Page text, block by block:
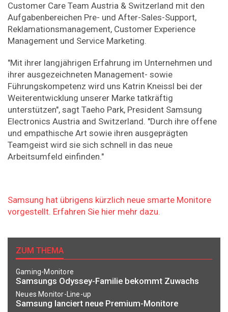
Customer Care Team Austria & Switzerland mit den
Aufgabenbereichen Pre- und After-Sales-Support,
Reklamationsmanagement, Customer Experience
Management und Service Marketing.
"Mit ihrer langjährigen Erfahrung im Unternehmen und
ihrer ausgezeichneten Management- sowie
Führungskompetenz wird uns Katrin Kneissl bei der
Weiterentwicklung unserer Marke tatkräftig
unterstützen", sagt Taeho Park, President Samsung
Electronics Austria and Switzerland. "Durch ihre offene
und empathische Art sowie ihren ausgeprägten
Teamgeist wird sie sich schnell in das neue
Arbeitsumfeld einfinden."
Samsung hat übrigens kürzlich neue smarte Monitore
vorgestellt. Erfahren Sie hier mehr dazu.
ZUM THEMA
Gaming-Monitore
Samsungs Odyssey-Familie bekommt Zuwachs
Neues Monitor-Line-up
Samsung lanciert neue Premium-Monitore